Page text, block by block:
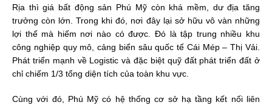
Rịa thì giá bất động sản Phú Mỹ còn khá mềm, dư địa tăng
trưởng còn lớn. Trong khi đó, nơi đây lại sở hữu vô vàn những
lợi thế mà hiếm nơi nào có được. Đó là tập trung nhiều khu
công nghiệp quy mô, cảng biển sâu quốc tế Cái Mép – Thị Vải.
Phát triển mạnh về Logistic và đặc biệt quỹ đất phát triển đất ở
chỉ chiếm 1/3 tổng diện tích của toàn khu vực.
Cùng với đó, Phú Mỹ có hệ thống cơ sở hạ tầng kết nối liên